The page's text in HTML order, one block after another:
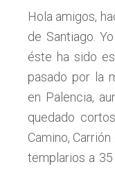
Hola amigos,
de Santiago.
éste ha sido
pasado por la
en Palencia,
quedado
Camino,
templarios a